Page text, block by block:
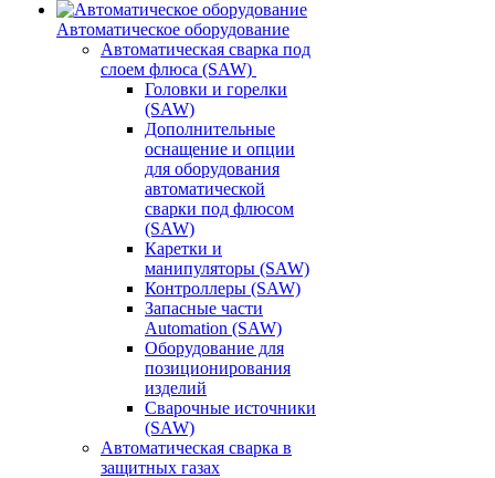
Автоматическое оборудование
Автоматическая сварка под
слоем флюса (SAW)
Головки и горелки
(SAW)
Дополнительные
оснащение и опции
для оборудования
автоматической
сварки под флюсом
(SAW)
Каретки и
манипуляторы (SAW)
Контроллеры (SAW)
Запасные части
Automation (SAW)
Оборудование для
позиционирования
изделий
Сварочные источники
(SAW)
Автоматическая сварка в
защитных газах